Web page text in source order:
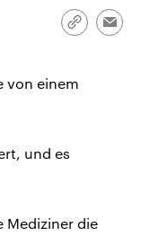
großem Einfluss auf
Weltgeschehen.
Link
von einem
und es
Mediziner die